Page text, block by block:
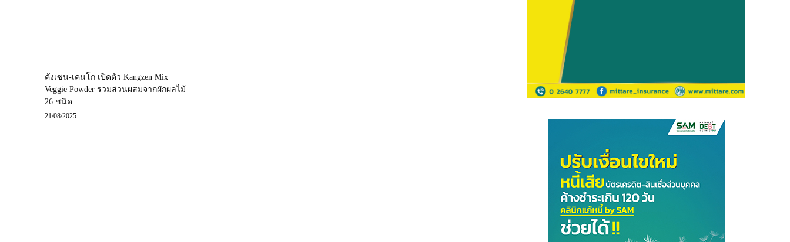
คังเซน-เคนโก เปิดตัว Kangzen Mix
Veggie Powder รวมส่วนผสมจากผักผลไม้
26 ชนิด
21/08/2025